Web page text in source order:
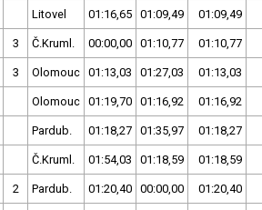
Litovel 01:16,65 01:09,49 01:09,49
3 Č.Kruml. 00:00,00 01:10,77 01:10,77
3 Olomouc 01:13,03 01:27,03 01:13,03
Olomouc 01:19,70 01:16,92 01:16,92
Pardub. 01:18,27 01:35,97 01:18,27
Č.Kruml. 01:54,03 01:18,59 01:18,59
2 Pardub. 01:20,40 00:00,00 01:20,40